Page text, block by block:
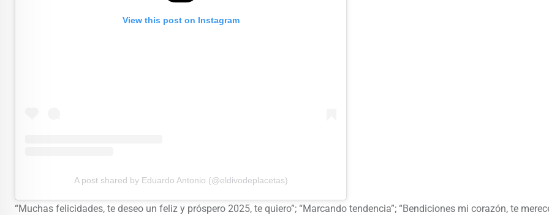
View this post on Instagram
A post shared by Eduardo Antonio (@eldivodeplacetas)
“Muchas felicidades, te deseo un feliz y próspero 2025, te quiero”; “Marcando tendencia”; “Bendiciones mi corazón, te